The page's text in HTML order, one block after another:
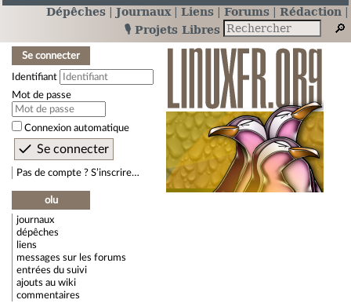
Dépêches Journaux Liens Forums
Rédaction
🎙️ Projets Libres
Se connecter
Identifiant
Mot de passe
Connexion automatique
Pas de compte ? S’inscrire…
olu
journaux
dépêches
liens
messages sur les forums
entrées du suivi
ajouts au wiki
commentaires